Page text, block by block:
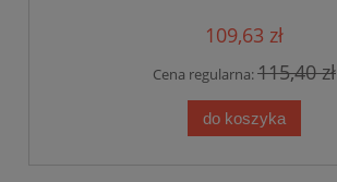
109,63 zł
Cena regularna:115,40 zł
do koszyka